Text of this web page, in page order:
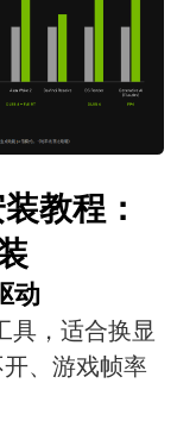
教程：
动
具，适合换显
、游戏帧率